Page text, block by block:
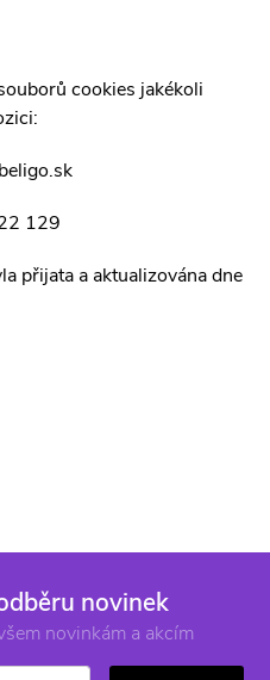
cookies jakékoli
129
přijata a aktualizována dne
novinek
novinkám a akcím